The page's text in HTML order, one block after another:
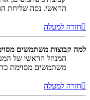
הראשי. נסה שליחת
חזרה למעלה
למה קבוצות משתמשים
המנהל הראשי של
משתמשים מסוימת כדי
חזרה למעלה